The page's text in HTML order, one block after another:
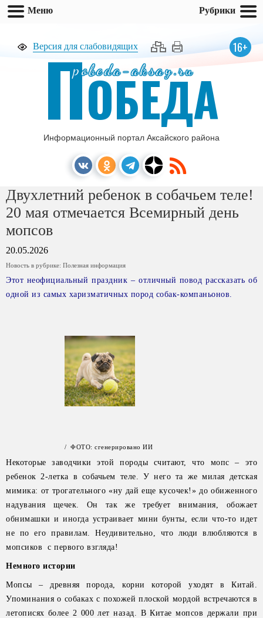
Версия для слабовидящих 16+
pobeda-aksay.ru
ПОБЕДА
Информационный портал Аксайского района
Двухлетний ребенок в собачьем теле!
20 мая отмечается Всемирный день
мопсов
20.05.2026
Новость в рубрике: Полезная информация
Этот неофициальный праздник – отличный повод рассказать об
одной из самых харизматичных пород собак-компаньонов.
/ ФОТО: сгенерировано ИИ
Некоторые заводчики этой породы считают, что мопс – это
ребенок 2-летка в собачьем теле. У него та же милая детская
мимика: от трогательного «ну дай еще кусочек!» до обиженного
надувания щечек. Он так же требует внимания, обожает
обнимашки и иногда устраивает мини бунты, если что-то идет
не по его правилам. Неудивительно, что люди влюбляются в
мопсиков с первого взгляда!
Немного истории
Мопсы – древняя порода, корни которой уходят в Китай.
Упоминания о собаках с похожей плоской мордой встречаются в
летописях более 2 000 лет назад. В Китае мопсов держали при
Меню Рубрики